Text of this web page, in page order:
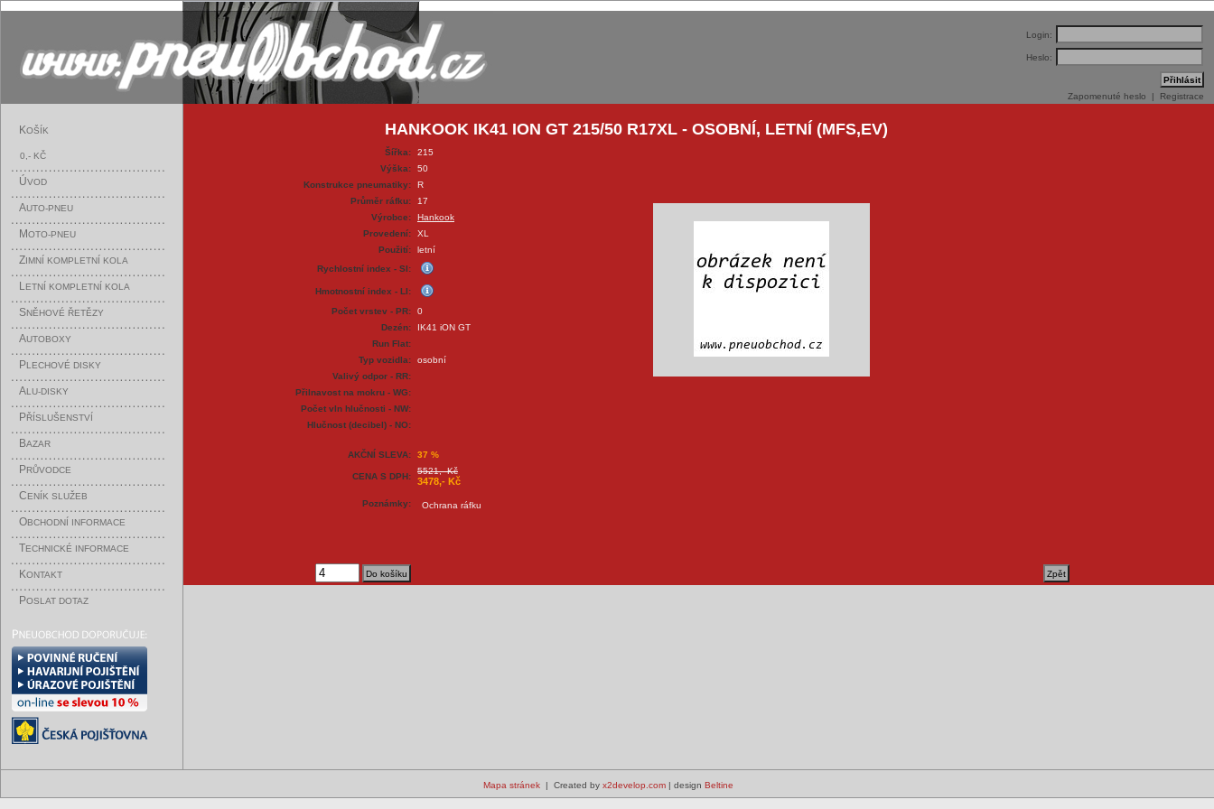
Login:
Heslo:
Zapomenuté heslo | Registrace
KOŠÍK
0,- KČ
ÚVOD
AUTO-PNEU
MOTO-PNEU
ZIMNÍ KOMPLETNÍ KOLA
LETNÍ KOMPLETNÍ KOLA
SNĚHOVÉ ŘETĚZY
AUTOBOXY
PLECHOVÉ DISKY
ALU-DISKY
PŘÍSLUŠENSTVÍ
BAZAR
PRŮVODCE
CENÍK SLUŽEB
OBCHODNÍ INFORMACE
TECHNICKÉ INFORMACE
KONTAKT
POSLAT DOTAZ
HANKOOK IK41 ION GT 215/50 R17XL - OSOBNÍ, LETNÍ (MFS,EV)
Šířka:
215
Výška:
50
Konstrukce pneumatiky:
R
Průměr ráfku:
17
Výrobce:
Hankook
Provedení:
XL
Použití:
letní
Rychlostní index - SI:
Hmotnostní index - LI:
Počet vrstev - PR:
0
Dezén:
IK41 iON GT
Run Flat:
Typ vozidla:
osobní
Valivý odpor - RR:
Přilnavost na mokru - WG:
Počet vln hlučnosti - NW:
Hlučnost (decibel) - NO:
AKČNÍ SLEVA: 37 %
CENA S DPH:
5521,- Kč
3478,- Kč
Poznámky: Ochrana ráfku
Mapa stránek| Created by x2develop.com| design Beltine